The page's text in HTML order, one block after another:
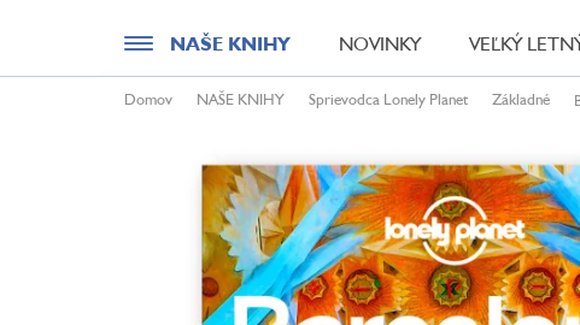
NAŠE KNIHY
Novinky
Minipédie
NOVINKY VEĽKÝ
Domov NAŠE KNIHY Sprievodca Lonely Planet Základné